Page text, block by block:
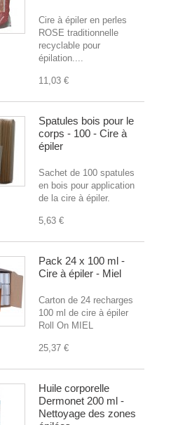
Cire à épiler en perles
ROSE traditionnelle
recyclable pour
épilation....
11,03 €
Spatules bois pour le
corps - 100 - Cire à
épiler
Sachet de 100 spatules
en bois pour application
de la cire à épiler.
5,63 €
Pack 24 x 100 ml -
Cire à épiler - Miel
Carton de 24 recharges
100 ml de cire à épiler
Roll On MIEL
25,37 €
Huile corporelle
Dermonet 200 ml -
Nettoyage des zones